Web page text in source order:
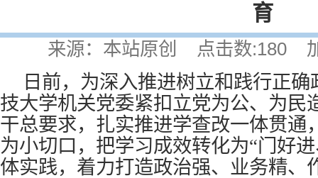
育
来源：本站原创 点击数:180
日前，为深入推进树立和践行正
技大学机关党委紧扣立党为公、为民
干总要求，扎实推进学查改一体贯通
为小切口，把学习成效转化为“门好
体实践，着力打造政治强、业务精、